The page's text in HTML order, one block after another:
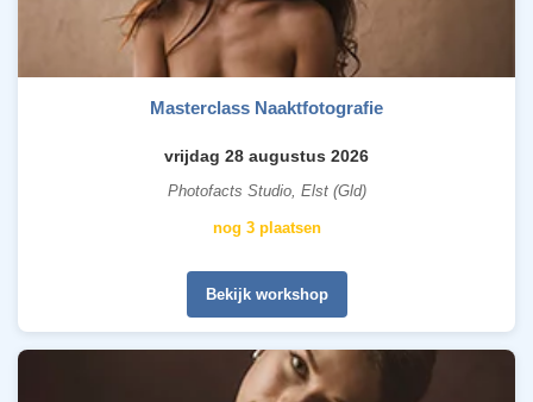
Masterclass Naaktfotografie
vrijdag 28 augustus 2026
Photofacts Studio, Elst (Gld)
nog 3 plaatsen
Bekijk workshop